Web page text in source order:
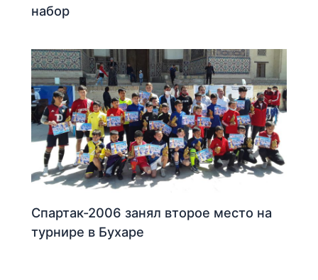
набор
Спартак-2006 занял второе место на
турнире в Бухаре